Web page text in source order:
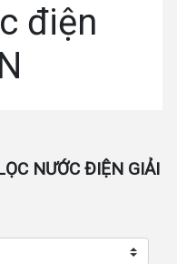
điện
NƯỚC ĐIỆN GIẢI